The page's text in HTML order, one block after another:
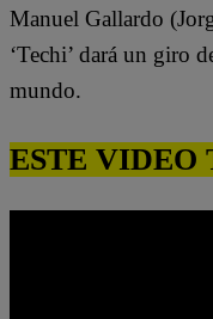
Manuel Gallardo
‘Techi’ dará un giro
mundo.
ESTE VIDEO